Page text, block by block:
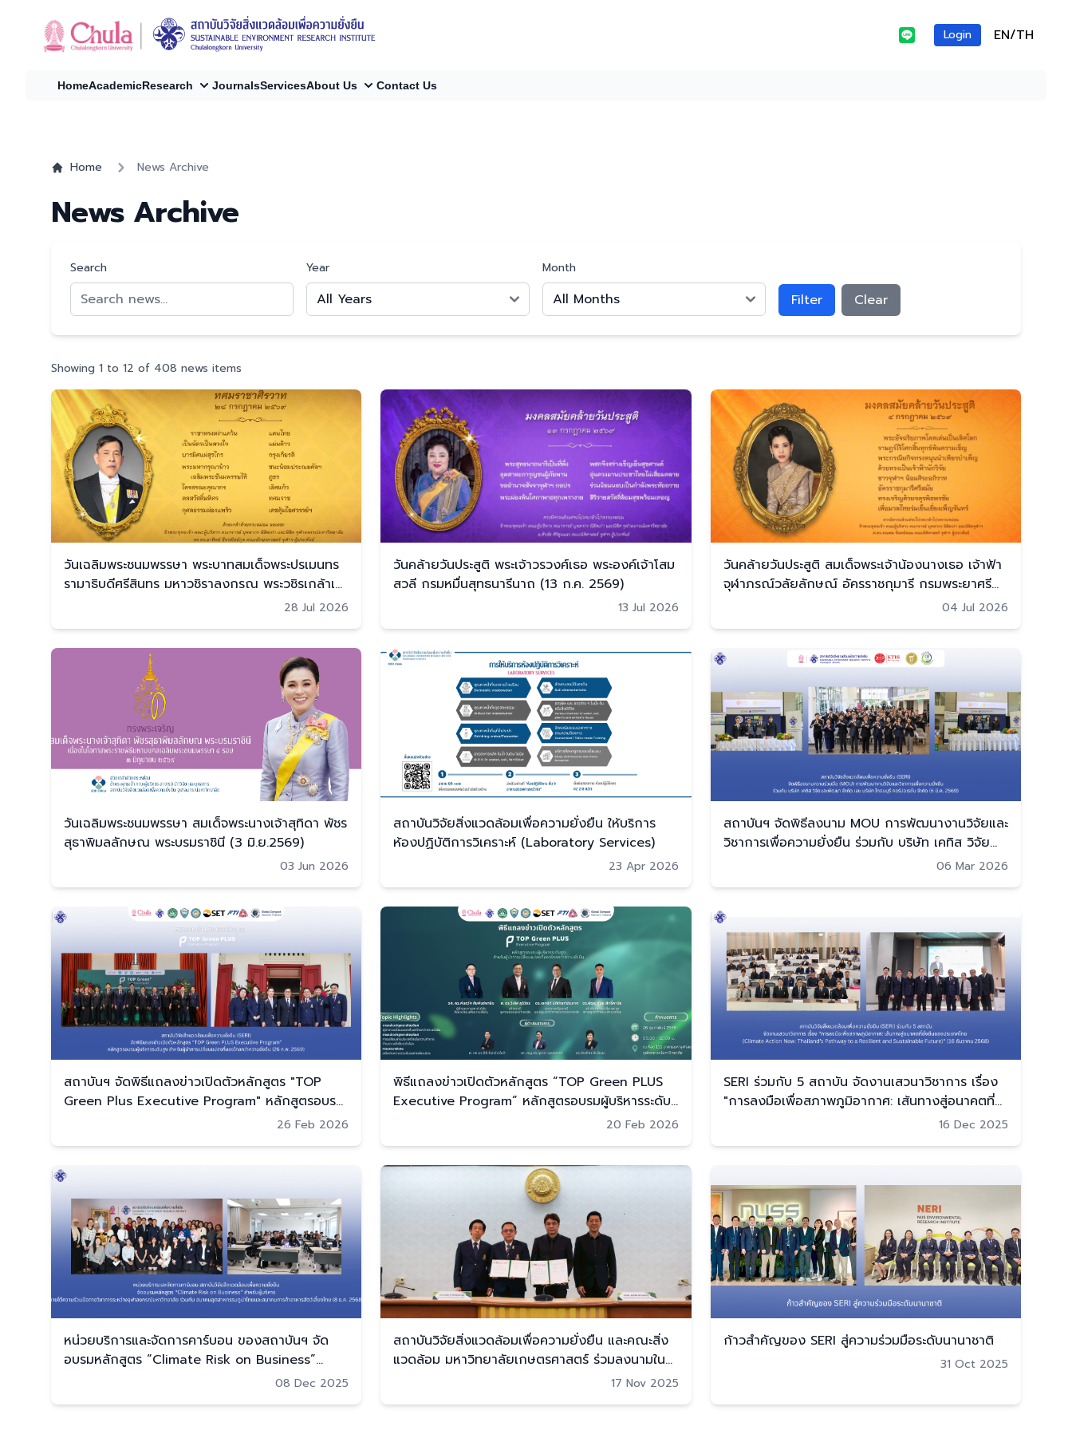
Login EN/TH
HomeAcademicResearch JournalsServicesAbout Us Contact Us
Home News Archive
News Archive
Search Year Month
Filter Clear
Showing 1 to 12 of 408 news items
วันเฉลิมพระชนมพรรษา พระบาทสมเด็จพระปรเมนทร
รามาธิบดีศรีสินทร มหาวชิราลงกรณ พระวชิรเกล้าเจ้า
28 Jul 2026
วันคล้ายวันประสูติ พระเจ้าวรวงศ์เธอ พระองค์เจ้าโสม
สวลี กรมหมื่นสุทธนารีนาถ (13 ก.ค. 2569)
13 Jul 2026
วันคล้ายวันประสูติ สมเด็จพระเจ้าน้องนางเธอ เจ้าฟ้า
จุฬาภรณ์วลัยลักษณ์ อัครราชกุมารี กรมพระยาศรี
สวางควัฒน วรขัตติยราชนารี (4 ก.ค. 2569)04 Jul 2026
วันเฉลิมพระชนมพรรษา สมเด็จพระนางเจ้าสุทิดา พัชร
สุธาพิมลลักษณ พระบรมราชินี (3 มิ.ย.2569)
03 Jun 2026
สถาบันวิจัยสิ่งแวดล้อมเพื่อความยั่งยืน ให้บริการ
ห้องปฏิบัติการวิเคราะห์ (Laboratory Services)
23 Apr 2026
สถาบันฯ จัดพิธีลงนาม MOU การพัฒนางานวิจัยและ
วิชาการเพื่อความยั่งยืน ร่วมกับ บริษัท เคทิส วิจัย
และพัฒนา จำกัด และ บริษัท ไทธนบุรี คอร์ปอเรชั่น
06 Mar 2026
สถาบันฯ จัดพิธีแถลงข่าวเปิดตัวหลักสูตร "TOP
Green Plus Executive Program" หลักสูตรอบรม
26 Feb 2026
พิธีแถลงข่าวเปิดตัวหลักสูตร “TOP Green PLUS
Executive Program” หลักสูตรอบรมผู้บริหารระดับ
สูงสำหรับผู้นำการเปลี่ยนแปลงที่มองไกลกว่าความ
20 Feb 2026
SERI ร่วมกับ 5 สถาบัน จัดงานเสวนาวิชาการ เรื่อง
"การลงมือเพื่อสภาพภูมิอากาศ: เส้นทางสู่อนาคตที่
16 Dec 2025
หน่วยบริการและจัดการคาร์บอน ของสถาบันฯ จัด
อบรมหลักสูตร “Climate Risk on Business”
08 Dec 2025
สถาบันวิจัยสิ่งแวดล้อมเพื่อความยั่งยืน และคณะสิ่ง
แวดล้อม มหาวิทยาลัยเกษตรศาสตร์ ร่วมลงนามใน
17 Nov 2025
ก้าวสำคัญของ SERI สู่ความร่วมมือระดับนานาชาติ
31 Oct 2025